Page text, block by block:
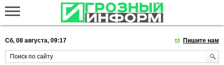
Сб, 08 августа, 09:17 Пишите нам